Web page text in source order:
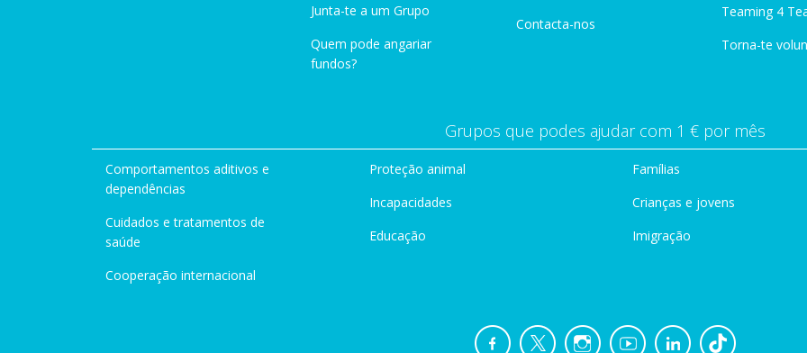
Junta-te a um Grupo
Quem pode angariar
fundos?
Contacta-nos
Teaming 4
Torna-te
Grupos que podes ajudar com 1 € por mês
Comportamentos aditivos e
dependências
Cuidados e tratamentos de
saúde
Cooperação internacional
Proteção animal
Incapacidades
Educação
Famílias
Crianças e jovens
Imigração